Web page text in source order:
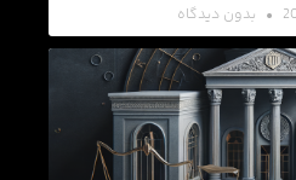
بدون دیدگاه